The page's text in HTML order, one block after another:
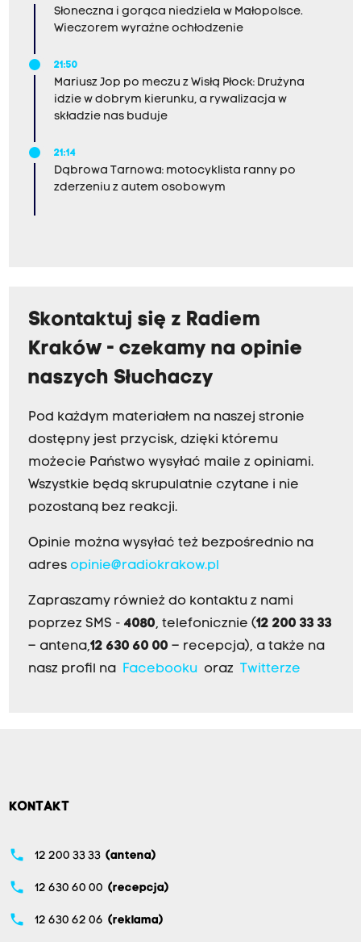
Słoneczna i gorąca niedziela w Małopolsce.
Wieczorem wyraźne ochłodzenie
21:50
Mariusz Jop po meczu z Wisłą Płock: Drużyna
idzie w dobrym kierunku, a rywalizacja w
składzie nas buduje
21:14
Dąbrowa Tarnowa: motocyklista ranny po
zderzeniu z autem osobowym
Skontaktuj się z Radiem
Kraków - czekamy na opinie
naszych Słuchaczy
Pod każdym materiałem na naszej stronie
dostępny jest przycisk, dzięki któremu
możecie Państwo wysyłać maile z opiniami.
Wszystkie będą skrupulatnie czytane i nie
pozostaną bez reakcji.
Opinie można wysyłać też bezpośrednio na
adres opinie@radiokrakow.pl
Zapraszamy również do kontaktu z nami
poprzez SMS - 4080, telefonicznie (12 200 33 33
– antena,12 630 60 00 – recepcja), a także na
nasz profil na
Facebookuoraz Twitterze
KONTAKT
phone 12 200 33 33 (antena)
phone 12 630 60 00 (recepcja)
phone 12 630 62 06 (reklama)